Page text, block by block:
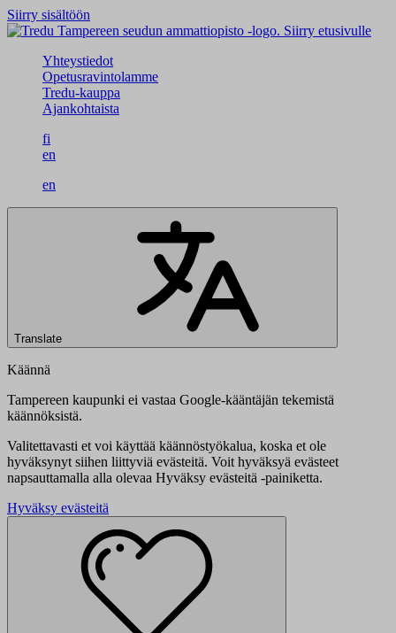
Siirry sisältöön
Siirry etusivulle
Yhteystiedot
Opetusravintolamme
Tredu-kauppa
Ajankohtaista
fi
en
en
Translate
Käännä
Tampereen kaupunki ei vastaa Google-kääntäjän tekemistä
käännöksistä.
Valitettavasti et voi käyttää käännöstyökalua, koska et ole
hyväksynyt siihen liittyviä evästeitä. Voit hyväksyä evästeet
napsauttamalla alla olevaa Hyväksy evästeitä -painiketta.
Hyväksy evästeitä